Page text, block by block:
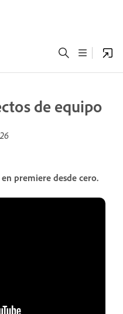
de equipo
premiere desde cero.